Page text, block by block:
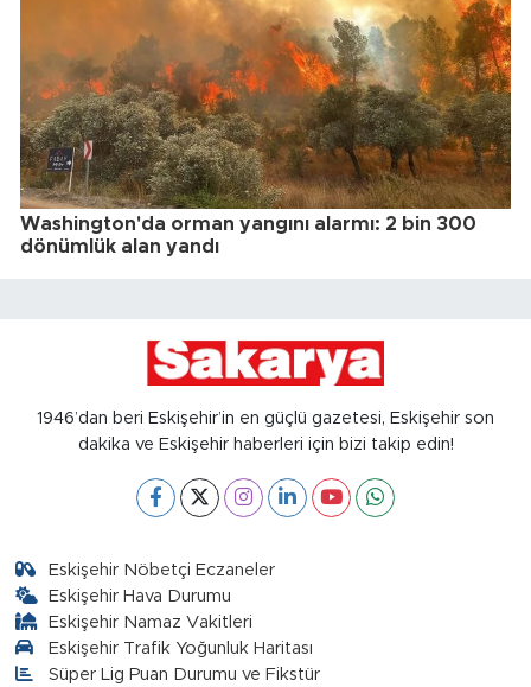
Washington'da orman yangını alarmı: 2 bin 300
dönümlük alan yandı
1946’dan beri Eskişehir’in en güçlü gazetesi, Eskişehir son
dakika ve Eskişehir haberleri için bizi takip edin!
Eskişehir Nöbetçi Eczaneler
Eskişehir Hava Durumu
Eskişehir Namaz Vakitleri
Eskişehir Trafik Yoğunluk Haritası
Süper Lig Puan Durumu ve Fikstür